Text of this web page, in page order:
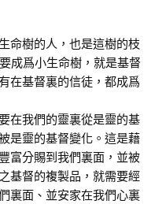
樹的人，也是這樹的枝
成爲小生命樹，就是基督
在基督裏的信徒，都成爲
我們的靈裏從是靈的基
是靈的基督變化。這是藉
富分賜到我們裏面，並被
基督的複製品，就需要經
裏面、並安家在我們心裏